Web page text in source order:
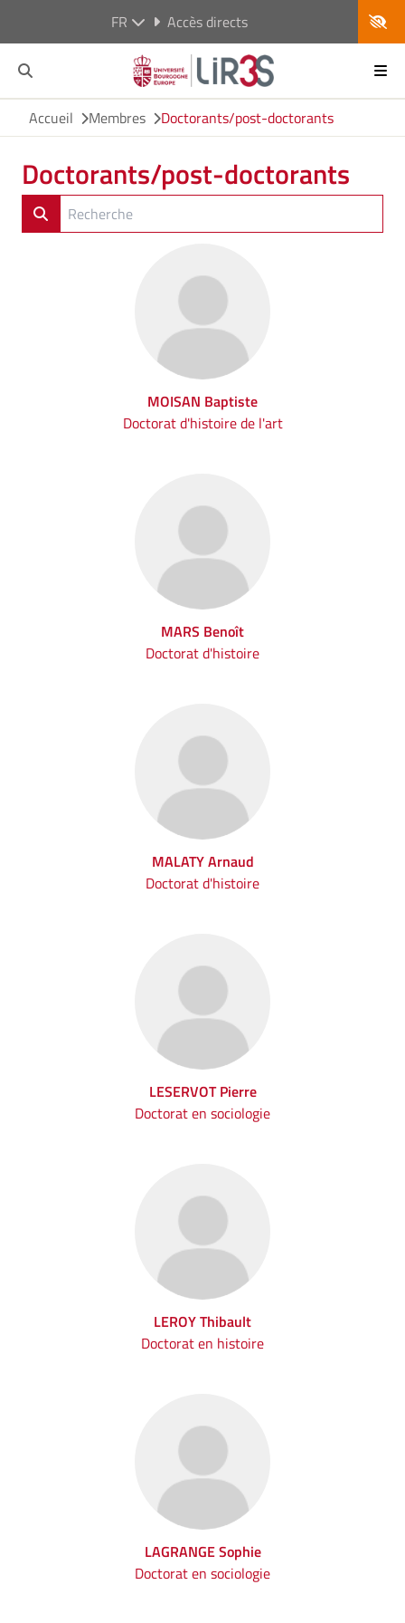
FR Accès directs
Accueil Membres Doctorants/post-doctorants
Doctorants/post-doctorants
MOISAN Baptiste
Doctorat d'histoire de l'art
MARS Benoît
Doctorat d'histoire
MALATY Arnaud
Doctorat d'histoire
LESERVOT Pierre
Doctorat en sociologie
LEROY Thibault
Doctorat en histoire
LAGRANGE Sophie
Doctorat en sociologie